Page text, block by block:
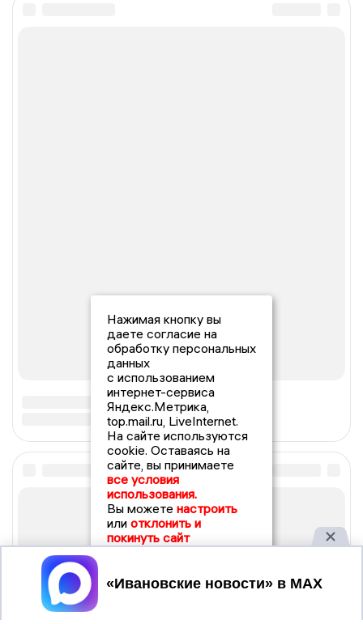
Нажимая кнопку вы
даете согласие на
обработку персональных
данных
с использованием
интернет-сервиса
Яндекс.Метрика,
top.mail.ru, LiveInternet.
На сайте используются
cookie. Оставаясь на
сайте, вы принимаете
все условия
использования.
Вы можете настроить
или отклонить и
покинуть сайт
Принять